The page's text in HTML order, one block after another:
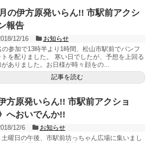
の伊方原発いらん!! 市駅前アクシ
報告
12/16
お知らせ
の参加で13時半より1時間、松山市駅前でパンフ
トを配りました。 寒い日でしたが、予想を上回る
がありました。お日様が時々顔をの...
記事を読む
伊方原発いらん!! 市駅前アクショ
へおいでんか!!
12/6
お知らせ
土曜日の午後、市駅前坊っちゃん広場に集いまし